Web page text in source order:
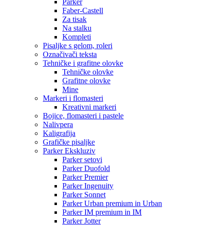
Faber-Castell
Za tisak
Na stalku
Kompleti
Pisaljke s gelom, roleri
Označivači teksta
Tehničke i grafitne olovke
Tehničke olovke
Grafitne olovke
Mine
Markeri i flomasteri
Kreativni markeri
Bojice, flomasteri i pastele
Nalivpera
Kaligrafija
Grafičke pisaljke
Parker Ekskluziv
Parker setovi
Parker Duofold
Parker Premier
Parker Ingenuity
Parker Sonnet
Parker Urban premium in Urban
Parker IM premium in IM
Parker Jotter